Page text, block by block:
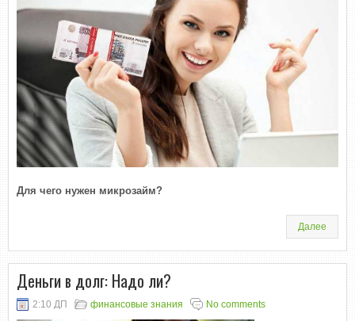
Для чего нужен микрозайм?
Далее
Деньги в долг: Надо ли?
2:10 ДП финансовые знания No comments